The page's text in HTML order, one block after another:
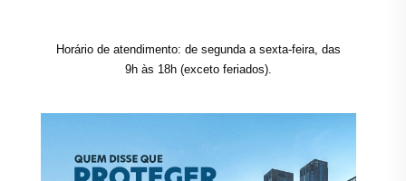
Horário de atendimento: de segunda a sexta-feira, das
9h às 18h (exceto feriados).